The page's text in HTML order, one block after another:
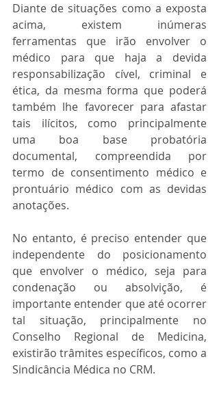
Diante de situações como a exposta
acima, existem inúmeras
ferramentas que irão envolver o
médico para que haja a devida
responsabilização cível, criminal e
ética, da mesma forma que poderá
também lhe favorecer para afastar
tais ilícitos, como principalmente
uma boa base probatória
documental, compreendida por
termo de consentimento médico e
prontuário médico com as devidas
anotações.
No entanto, é preciso entender que
independente do posicionamento
que envolver o médico, seja para
condenação ou absolvição, é
importante entender que até ocorrer
tal situação, principalmente no
Conselho Regional de Medicina,
existirão trâmites específicos, como a
Sindicância Médica no CRM.